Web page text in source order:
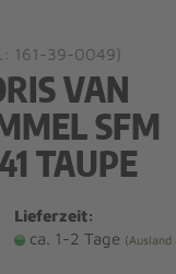
161-39-0049)
VAN
SFM
TAUPE
Lieferzeit:
ca. 1-2 Tage (Ausland